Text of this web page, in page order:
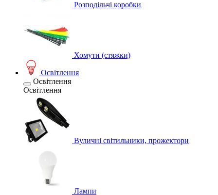
Розподільчі коробки
Хомути (стяжки)
Освітлення
Освітлення
Освітлення
Вуличні світильники, прожектори
Лампи